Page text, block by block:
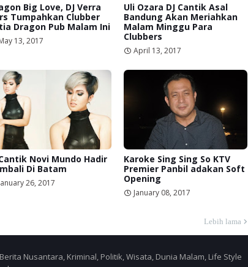
Big Love, DJ Verra
Tumpahkan Clubber
Dragon Pub Malam Ini
13, 2017
Uli Ozara DJ Cantik Asal
Bandung Akan Meriahkan
Malam Minggu Para
Clubbers
April 13, 2017
Novi Mundo Hadir
Di Batam
26, 2017
Karoke Sing Sing So KTV
Premier Panbil adakan Soft
Opening
January 08, 2017
Lebih lama
Nusantara, Kriminal, Politik, Wisata, Dunia Malam, Life Style